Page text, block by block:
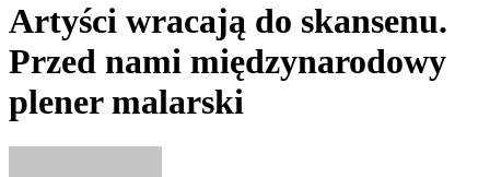
Artyści wracają do skansenu.
Przed nami międzynarodowy
plener malarski